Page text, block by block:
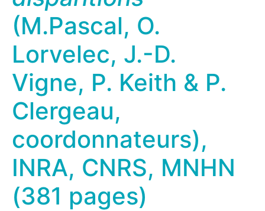
(M.Pascal, O.
Lorvelec, J.-D.
Vigne, P. Keith & P.
Clergeau,
coordonnateurs),
INRA, CNRS, MNHN
(381 pages)